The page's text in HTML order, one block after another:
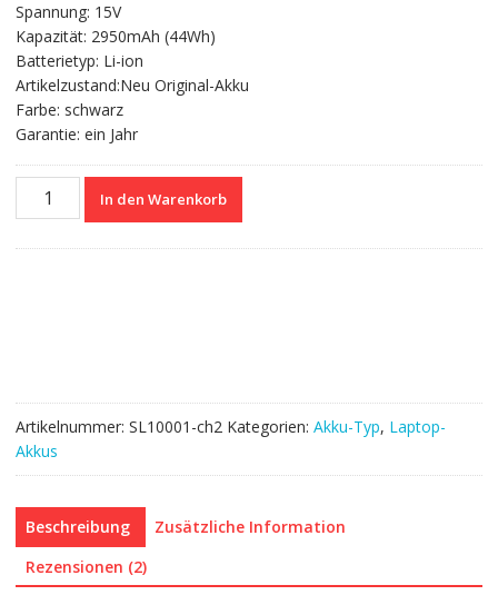
war:
79.51 CHF42.85 CHF.
Spannung: 15V
Kapazität: 2950mAh (44Wh)
Batterietyp: Li-ion
Artikelzustand:Neu Original-Akku
Farbe: schwarz
Garantie: ein Jahr
Nagelneuer
In den Warenkorb
Artikelnummer: SL10001-ch2 Kategorien: Akku-Typ, Laptop-
Akkus
Beschreibung
Zusätzliche Information
Rezensionen (2)